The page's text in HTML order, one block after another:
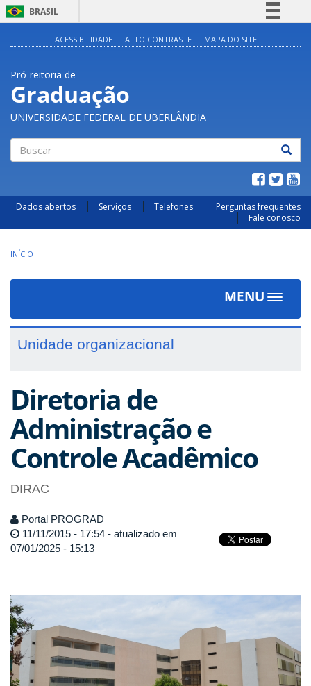
BRASIL
Legislação
Canais
ACESSIBILIDADE ALTO CONTRASTE MAPA DO SITE
Pró-reitoria de
Graduação
UNIVERSIDADE FEDERAL DE UBERLÂNDIA
Dados abertos Serviços Telefones
Perguntas frequentes
Fale conosco
INÍCIO
MENU
Toggle
Unidade organizacional
Diretoria de
Administração e
Controle Acadêmico
DIRAC
Portal PROGRAD
11/11/2015 - 17:54 - atualizado em
07/01/2025 - 15:13